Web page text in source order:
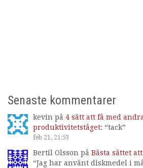
Senaste kommentarer
kevin på 4 sätt att få med
produktivitetståget: “tack”
feb 21, 21:53
Bertil Olsson på Bästa sättet
“Jag har använt diskmedel i